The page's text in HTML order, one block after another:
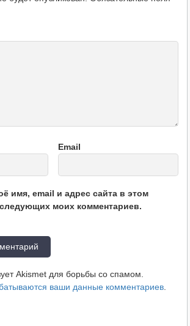
Email
имя, email и адрес сайта в этом
моих комментариев.
Akismet для борьбы со спамом.
ваши данные комментариев.